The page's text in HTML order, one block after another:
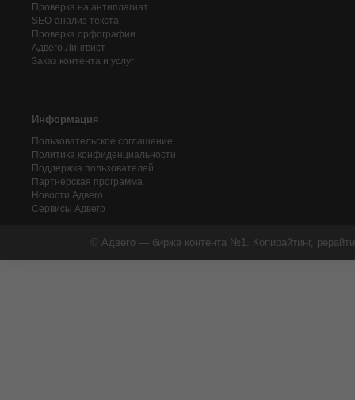
Проверка на антиплагиат
SEO-анализ текста
Проверка орфографии
Адвего Лингвист
Заказ контента и услуг
Информация
Пользовательское соглашение
Политика конфиденциальности
Поддержка пользователей
Партнерская программа
Новости Адвего
Сервисы Адвего
© Адвего — биржа контента №1. Копирайтинг,